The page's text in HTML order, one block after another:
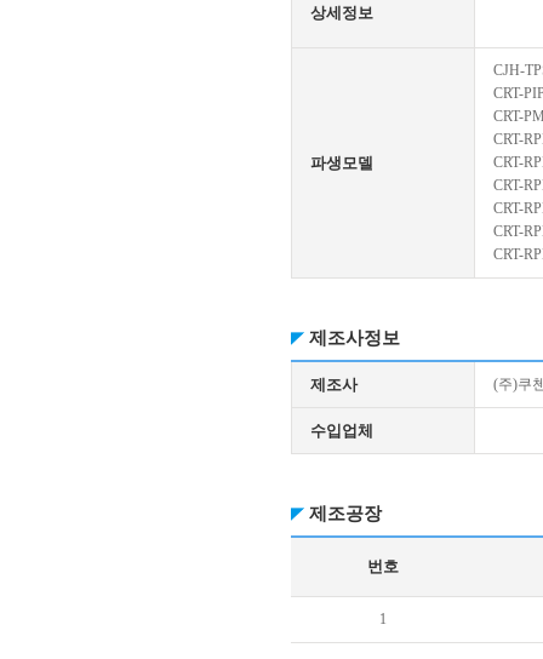
상세정보
파생모델
CJH-
CRT-
CRT-
CRT-
CRT-
CRT-
CRT-
CRT-
CRT-
제조사정보
제조사 (주)쿠
수입업체
제조공장
번호
1